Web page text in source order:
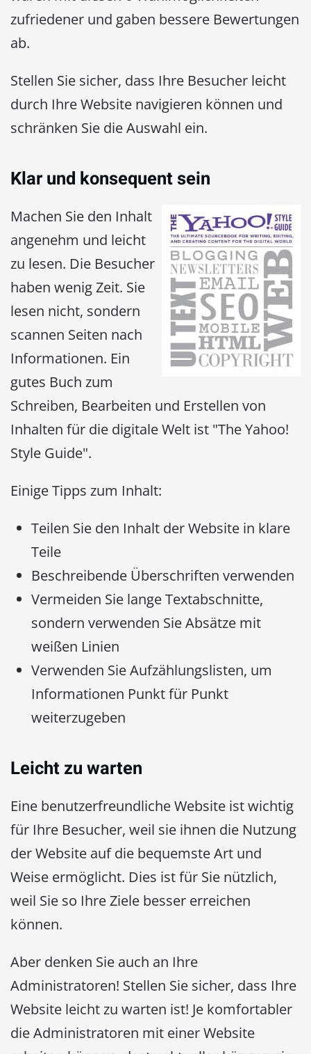
zufriedener und gaben bessere Bewertungen
ab.
Stellen Sie sicher, dass Ihre Besucher leicht
durch Ihre Website navigieren können und
schränken Sie die Auswahl ein.
Klar und konsequent sein
Machen Sie den Inhalt
angenehm und leicht
zu lesen. Die Besucher
haben wenig Zeit. Sie
lesen nicht, sondern
scannen Seiten nach
Informationen. Ein
gutes Buch zum
Schreiben, Bearbeiten und Erstellen von
Inhalten für die digitale Welt ist "The Yahoo!
Style Guide".
Einige Tipps zum Inhalt:
Teilen Sie den Inhalt der Website in klare
Teile
Beschreibende Überschriften verwenden
Vermeiden Sie lange Textabschnitte,
sondern verwenden Sie Absätze mit
weißen Linien
Verwenden Sie Aufzählungslisten, um
Informationen Punkt für Punkt
weiterzugeben
Leicht zu warten
Eine benutzerfreundliche Website ist wichtig
für Ihre Besucher, weil sie ihnen die Nutzung
der Website auf die bequemste Art und
Weise ermöglicht. Dies ist für Sie nützlich,
weil Sie so Ihre Ziele besser erreichen
können.
Aber denken Sie auch an Ihre
Administratoren! Stellen Sie sicher, dass Ihre
Website leicht zu warten ist! Je komfortabler
die Administratoren mit einer Website